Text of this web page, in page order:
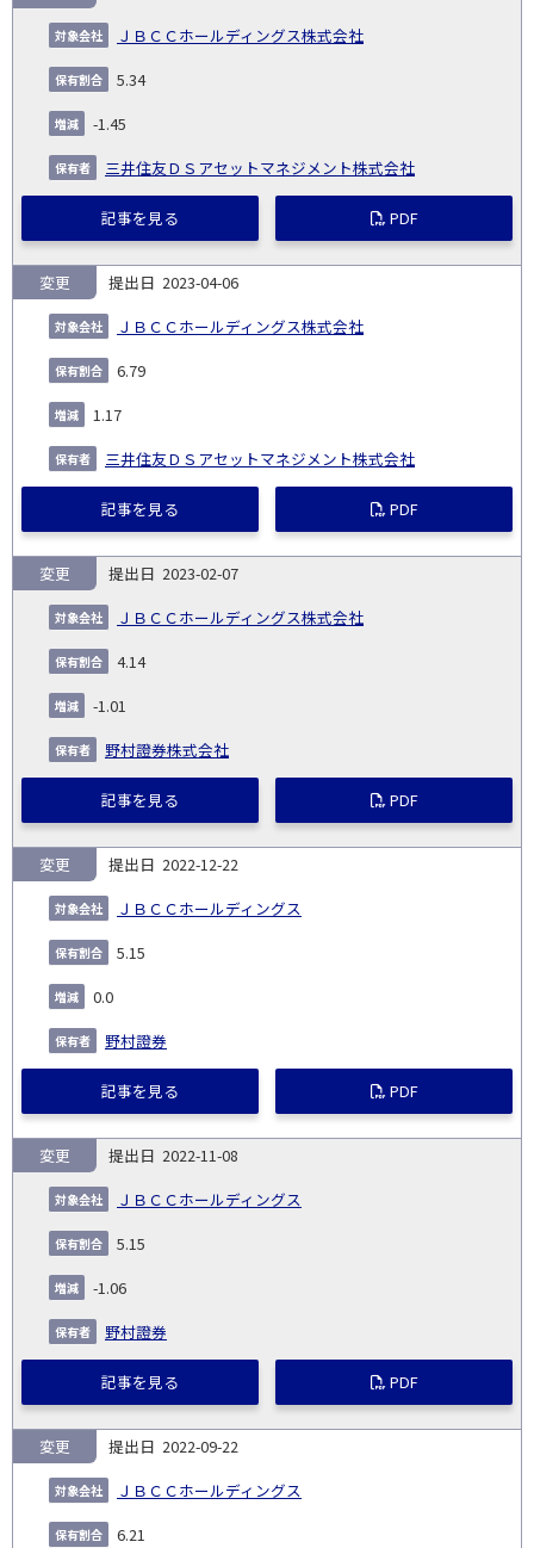
ＪＢＣＣホールディングス株式会社
5.34
-1.45
三井住友ＤＳアセットマネジメント株式会社
記事を見る PDF
2023-04-06
ＪＢＣＣホールディングス株式会社
変更
6.79
1.17
三井住友ＤＳアセットマネジメント株式会社
記事を見る PDF
2023-02-07
ＪＢＣＣホールディングス株式会社
変更
4.14
-1.01
野村證券株式会社
記事を見る PDF
2022-12-22
ＪＢＣＣホールディングス
変更
5.15
0.0
野村證券
記事を見る PDF
2022-11-08
ＪＢＣＣホールディングス
変更
5.15
-1.06
野村證券
記事を見る PDF
2022-09-22
ＪＢＣＣホールディングス
変更
6.21